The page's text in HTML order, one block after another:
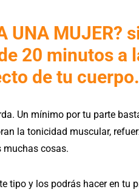
UNA MUJER?
20 minutos a
de tu cuerpo.
Un mínimo por tu parte
la tonicidad muscular,
muchas cosas.
tipo y los podrás hacer en tu